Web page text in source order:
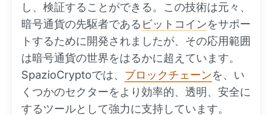
し、検証することができる。この技術は元々、
暗号通貨の先駆者である ビットコインをサポー
トするために開発されましたが、その応用範囲
は暗号通貨の世界をはるかに超えています。
SpazioCryptoでは、 ブロックチェーンを、い
くつかのセクターをより効率的、透明、安全に
するツールとして強力に支持しています。